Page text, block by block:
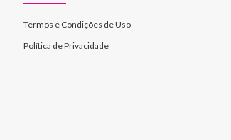
Termos e Condições de Uso
Política de Privacidade